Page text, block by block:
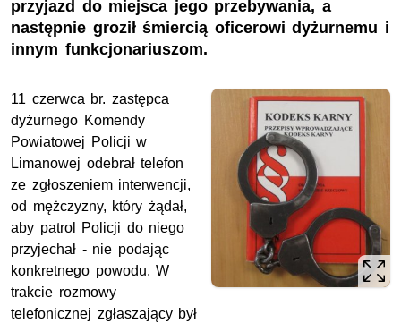
przyjazd do miejsca jego przebywania, a
następnie groził śmiercią oficerowi dyżurnemu i
innym funkcjonariuszom.
11 czerwca br. zastępca
dyżurnego Komendy
Powiatowej Policji w
Limanowej odebrał telefon
ze zgłoszeniem interwencji,
od mężczyzny, który żądał,
aby patrol Policji do niego
przyjechał - nie podając
konkretnego powodu. W
trakcie rozmowy
telefonicznej zgłaszający był